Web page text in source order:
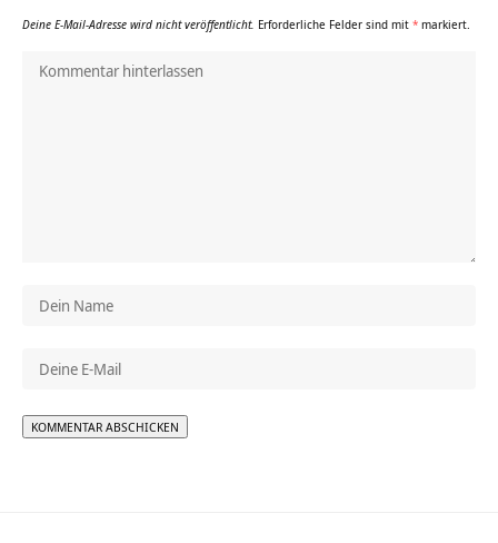
Deine E-Mail-Adresse wird nicht veröffentlicht. Erforderliche Felder sind mit * markiert.